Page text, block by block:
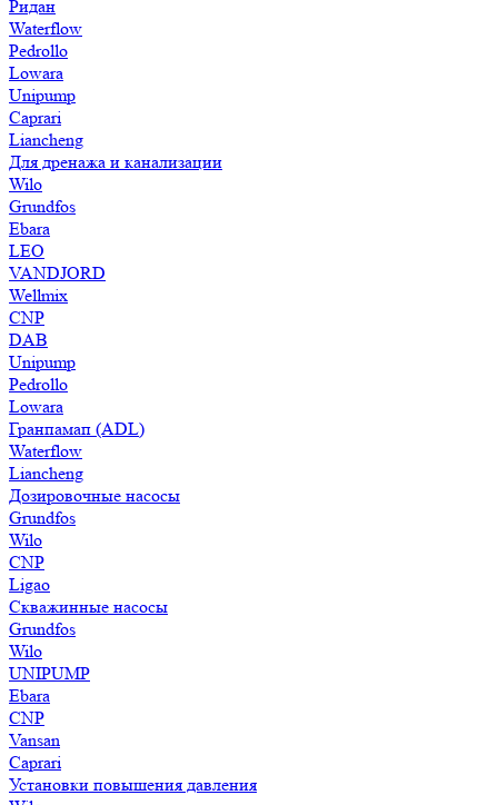
Ридан
Waterflow
Pedrollo
Lowara
Unipump
Caprari
Liancheng
Для дренажа и канализации
Wilo
Grundfos
Ebara
LEO
VANDJORD
Wellmix
CNP
DAB
Unipump
Pedrollo
Lowara
Гранпамап (ADL)
Waterflow
Liancheng
Дозировочные насосы
Grundfos
Wilo
CNP
Ligao
Скважинные насосы
Grundfos
Wilo
UNIPUMP
Ebara
CNP
Vansan
Caprari
Установки повышения давления